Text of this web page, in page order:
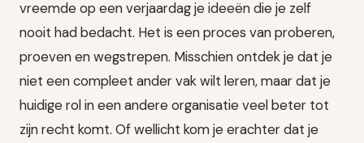
vreemde op een verjaardag je ideeën die je zelf
nooit had bedacht. Het is een proces van proberen,
proeven en wegstrepen. Misschien ontdek je dat je
niet een compleet ander vak wilt leren, maar dat je
huidige rol in een andere organisatie veel beter tot
zijn recht komt. Of wellicht kom je erachter dat je